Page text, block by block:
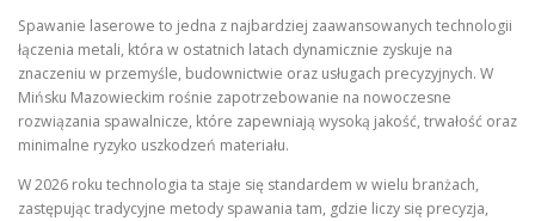
Spawanie laserowe to jedna z najbardziej zaawansowanych technologii
łączenia metali, która w ostatnich latach dynamicznie zyskuje na
znaczeniu w przemyśle, budownictwie oraz usługach precyzyjnych. W
Mińsku Mazowieckim rośnie zapotrzebowanie na nowoczesne
rozwiązania spawalnicze, które zapewniają wysoką jakość, trwałość oraz
minimalne ryzyko uszkodzeń materiału.
W 2026 roku technologia ta staje się standardem w wielu branżach,
zastępując tradycyjne metody spawania tam, gdzie liczy się precyzja,